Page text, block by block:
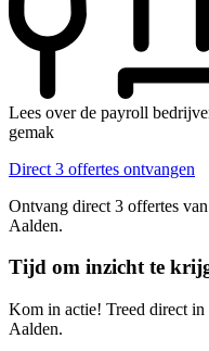
Lees over de payroll
gemak
Direct 3 offertes ontvangen
Ontvang direct 3 offertes
Aalden.
Tijd om inzicht te
Kom in actie! Treed direct
Aalden.